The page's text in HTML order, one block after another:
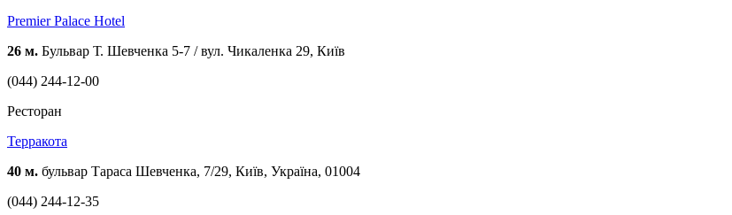
Premier Palace Hotel
26 м. Бульвар Т. Шевченка 5-7 / вул. Чикаленка 29, Київ
(044) 244-12-00
Ресторан
Терракота
40 м. бульвар Тараса Шевченка, 7/29, Київ, Україна, 01004
(044) 244-12-35